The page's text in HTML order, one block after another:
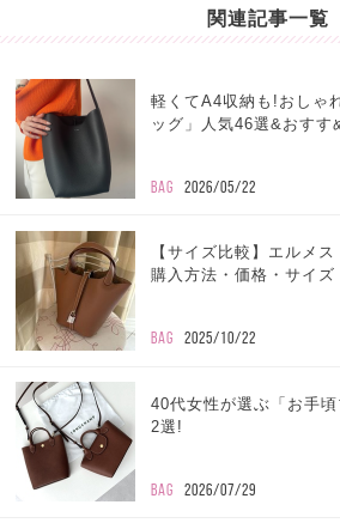
関連記事一覧
軽くてA4収納も!おしゃ
ッグ」人気46選&おすす
BAG 2026/05/22
【サイズ比較】エルメ
購入方法・価格・サイ
BAG 2025/10/22
40代女性が選ぶ「お手
2選!
BAG 2026/07/29